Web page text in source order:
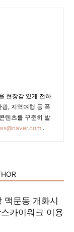
현장감 있게 전하
, 지역여행 등 폭
텐츠를 꾸준히 발
.
맥문동 개화시
카이워크 이용